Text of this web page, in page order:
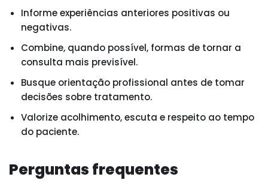
Informe experiências anteriores positivas ou
negativas.
Combine, quando possível, formas de tornar a
consulta mais previsível.
Busque orientação profissional antes de tomar
decisões sobre tratamento.
Valorize acolhimento, escuta e respeito ao tempo
do paciente.
Perguntas frequentes